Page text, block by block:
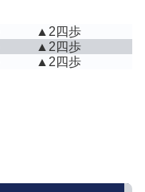
▲2四歩
▲2四歩
▲2四歩